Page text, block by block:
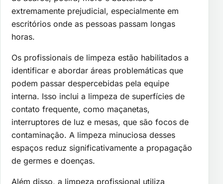
extremamente prejudicial, especialmente em
escritórios onde as pessoas passam longas
horas.
Os profissionais de limpeza estão habilitados a
identificar e abordar áreas problemáticas que
podem passar despercebidas pela equipe
interna. Isso inclui a limpeza de superfícies de
contato frequente, como maçanetas,
interruptores de luz e mesas, que são focos de
contaminação. A limpeza minuciosa desses
espaços reduz significativamente a propagação
de germes e doenças.
Além disso, a limpeza profissional utiliza